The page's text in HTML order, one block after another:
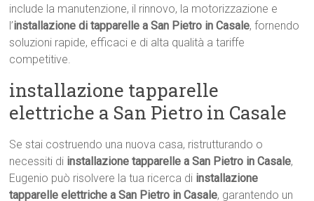
include la manutenzione, il rinnovo, la motorizzazione e
l’installazione di tapparelle a San Pietro in Casale, fornendo
soluzioni rapide, efficaci e di alta qualità a tariffe
competitive.
installazione tapparelle
elettriche a San Pietro in Casale
Se stai costruendo una nuova casa, ristrutturando o
necessiti di installazione tapparelle a San Pietro in Casale,
Eugenio può risolvere la tua ricerca di installazione
tapparelle elettriche a San Pietro in Casale, garantendo un